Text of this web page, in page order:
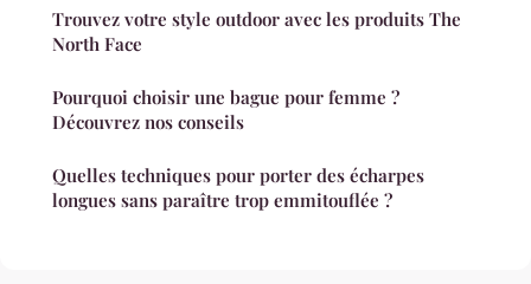
Trouvez votre style outdoor avec les produits The
North Face
Pourquoi choisir une bague pour femme ?
Découvrez nos conseils
Quelles techniques pour porter des écharpes
longues sans paraître trop emmitouflée ?